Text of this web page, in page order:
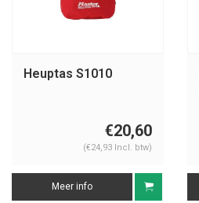
Heuptas S1010
€20,60
(€24,93 Incl. btw)
Meer info